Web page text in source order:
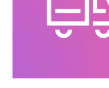
面向国内国际为您
路汽车运输、铁